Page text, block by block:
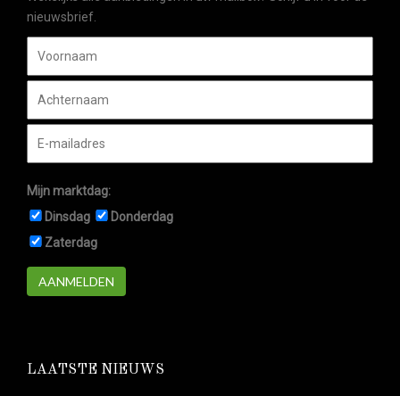
nieuwsbrief.
Mijn marktdag:
Dinsdag
Donderdag
Zaterdag
AANMELDEN
LAATSTE NIEUWS